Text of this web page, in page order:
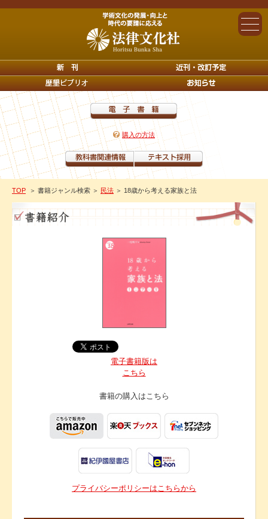
購入の方法
TOP ＞ 書籍ジャンル検索 ＞ 民法 ＞ 18歳から考える家族と法
電子書籍版は
こちら
書籍の購入は こちら
プライバシーポリシーはこちらから